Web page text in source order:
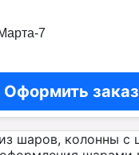
7
Оформить заказ